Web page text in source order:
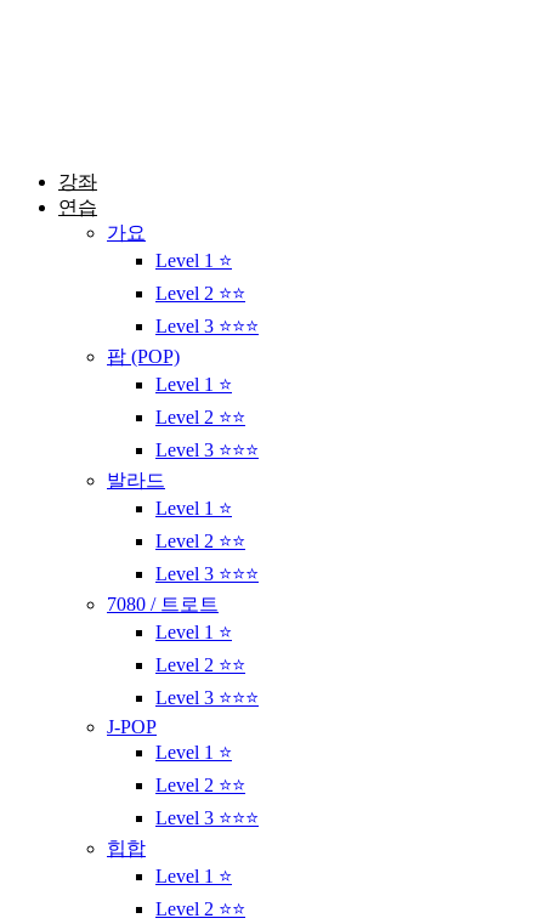
강좌
연습
가요
Level 1 ⭐
Level 2 ⭐⭐
Level 3 ⭐⭐⭐
팝 (POP)
Level 1 ⭐
Level 2 ⭐⭐
Level 3 ⭐⭐⭐
발라드
Level 1 ⭐
Level 2 ⭐⭐
Level 3 ⭐⭐⭐
7080 / 트로트
Level 1 ⭐
Level 2 ⭐⭐
Level 3 ⭐⭐⭐
J-POP
Level 1 ⭐
Level 2 ⭐⭐
Level 3 ⭐⭐⭐
힙합
Level 1 ⭐
Level 2 ⭐⭐